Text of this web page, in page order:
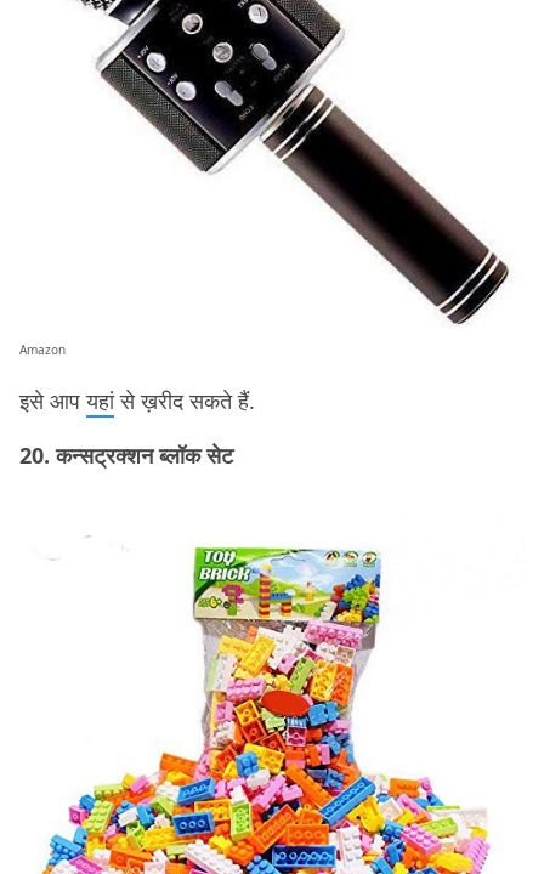
Amazon
इसे आपयहांसे ख़रीद सकते हैं.
20. कन्सट्रक्शन ब्लॉक सेट